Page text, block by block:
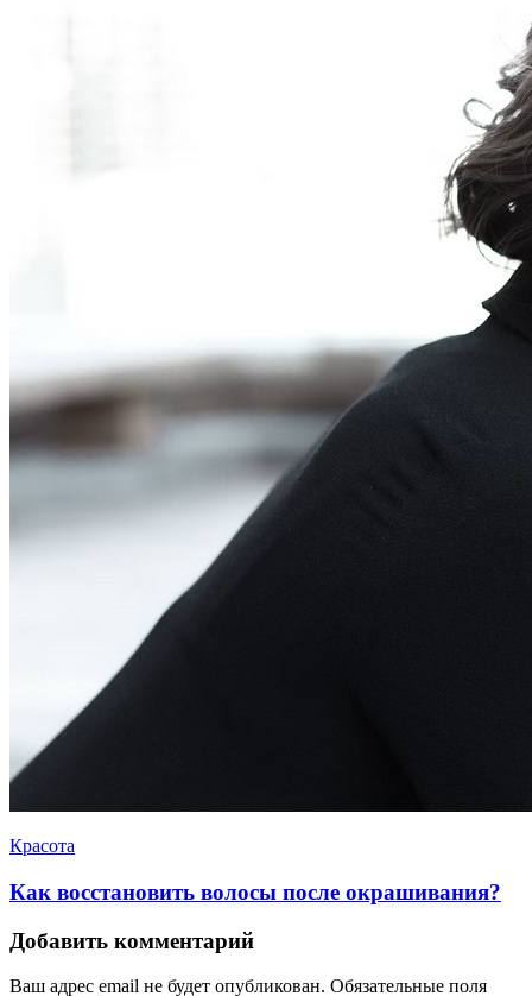
Красота
Как восстановить волосы после окрашивания?
Добавить комментарий
Ваш адрес email не будет опубликован. Обязательные поля